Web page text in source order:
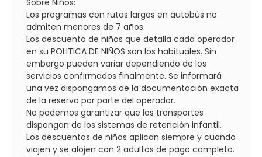
Los programas con rutas largas en autobús no
admiten menores de 7 años.
Los descuento de niños que detalla cada operador
en su POLITICA DE NIÑOS son los habituales. Sin
embargo pueden variar dependiendo de los
servicios confirmados finalmente. Se informará
una vez dispongamos de la documentación exacta
de la reserva por parte del operador.
No podemos garantizar que los transportes
dispongan de los sistemas de retención infantil.
Los descuentos de niños aplican siempre y cuando
viajen y se alojen con 2 adultos de pago completo.